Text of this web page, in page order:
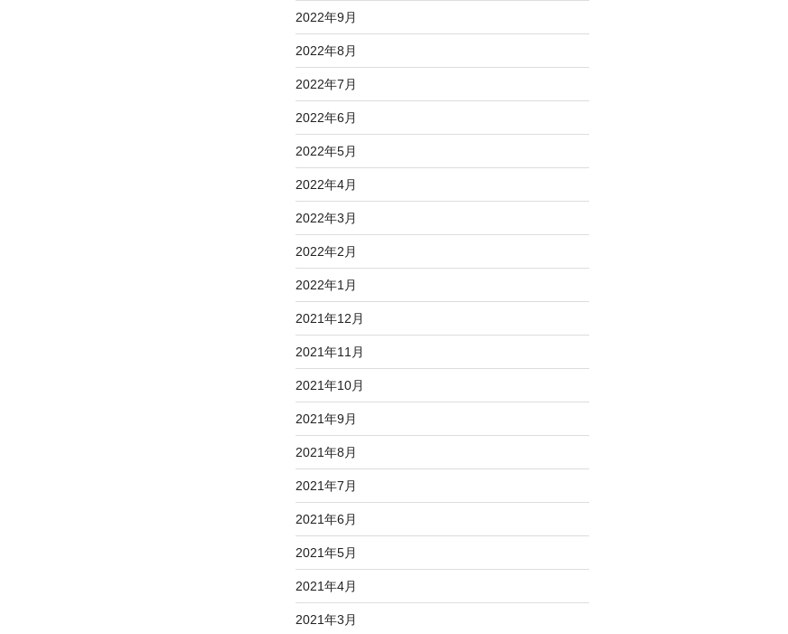
2022年9月
2022年8月
2022年7月
2022年6月
2022年5月
2022年4月
2022年3月
2022年2月
2022年1月
2021年12月
2021年11月
2021年10月
2021年9月
2021年8月
2021年7月
2021年6月
2021年5月
2021年4月
2021年3月